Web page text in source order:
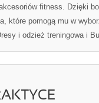
fitness. Dzięki
które pomogą mu w
i odzież treningowa i